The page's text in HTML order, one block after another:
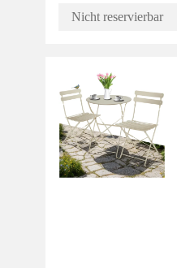
Nicht reservierbar